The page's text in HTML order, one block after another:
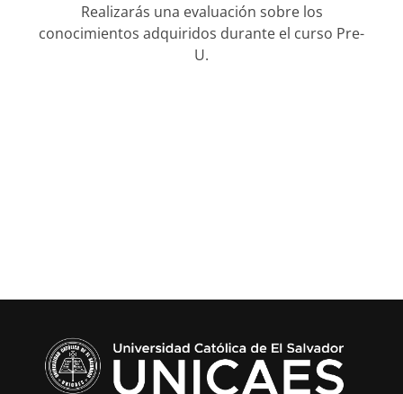
Realizarás una evaluación sobre los
conocimientos adquiridos durante el curso Pre-
U.